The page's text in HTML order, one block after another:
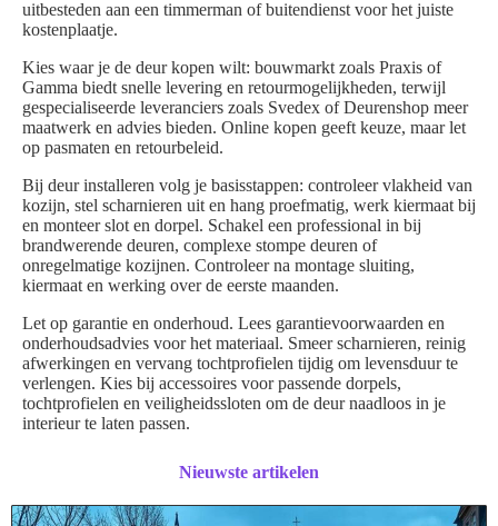
uitbesteden aan een timmerman of buitendienst voor het juiste
kostenplaatje.
Kies waar je de deur kopen wilt: bouwmarkt zoals Praxis of
Gamma biedt snelle levering en retourmogelijkheden, terwijl
gespecialiseerde leveranciers zoals Svedex of Deurenshop meer
maatwerk en advies bieden. Online kopen geeft keuze, maar let
op pasmaten en retourbeleid.
Bij deur installeren volg je basisstappen: controleer vlakheid van
kozijn, stel scharnieren uit en hang proefmatig, werk kiermaat bij
en monteer slot en dorpel. Schakel een professional in bij
brandwerende deuren, complexe stompe deuren of
onregelmatige kozijnen. Controleer na montage sluiting,
kiermaat en werking over de eerste maanden.
Let op garantie en onderhoud. Lees garantievoorwaarden en
onderhoudsadvies voor het materiaal. Smeer scharnieren, reinig
afwerkingen en vervang tochtprofielen tijdig om levensduur te
verlengen. Kies bij accessoires voor passende dorpels,
tochtprofielen en veiligheidssloten om de deur naadloos in je
interieur te laten passen.
Nieuwste artikelen